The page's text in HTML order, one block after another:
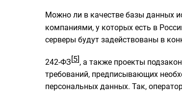
Можно ли в качестве базы данных
компаниями, у которых есть в
серверы будут задействованы в
242-ФЗ[5], а также проекты
требований, предписывающих
персональных данных. Так,